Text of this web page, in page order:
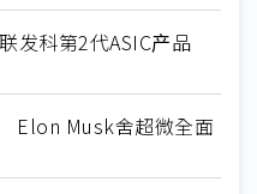
发科第2代ASIC产品
Elon Musk舍超微全面